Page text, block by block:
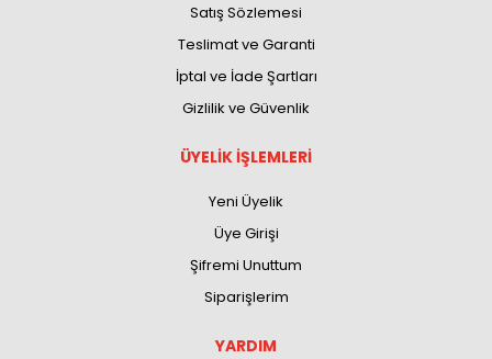
Satış Sözlemesi
Teslimat ve Garanti
İptal ve İade Şartları
Gizlilik ve Güvenlik
ÜYELİK İŞLEMLERİ
Yeni Üyelik
Üye Girişi
Şifremi Unuttum
Siparişlerim
YARDIM